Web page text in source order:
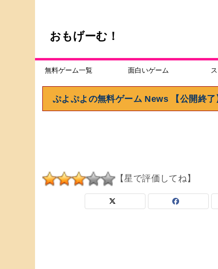
おもげーむ！
無料ゲーム一覧 面白いゲーム
ぷよぷよの無料ゲーム News 【公開終了
【星で評価してね】